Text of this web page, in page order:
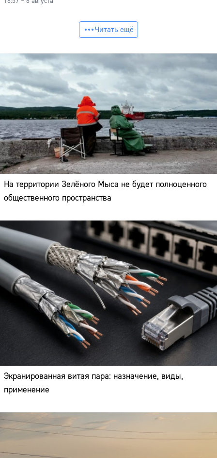
Читать ещё
На территории Зелёного Мыса не будет полноценного
общественного пространства
Экранированная витая пара: назначение, виды,
применение